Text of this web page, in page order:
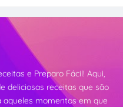
e Preparo Fácil! Aqui,
deliciosas receitas que são
momentos em que